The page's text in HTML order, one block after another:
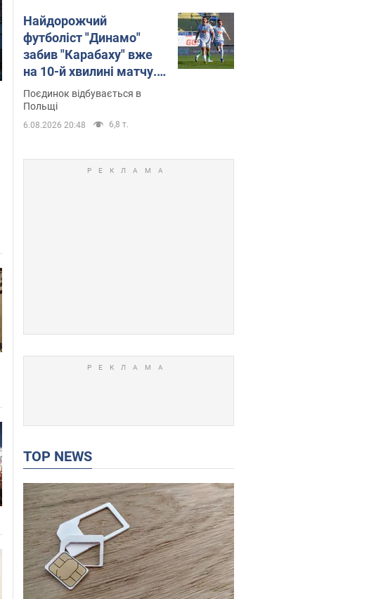
Найдорожчий
футболіст "Динамо"
забив "Карабаху" вже
на 10-й хвилині матчу.
Відео
Поєдинок відбувається в
Польщі
6.08.2026 20:48 6,8 т.
TOP NEWS